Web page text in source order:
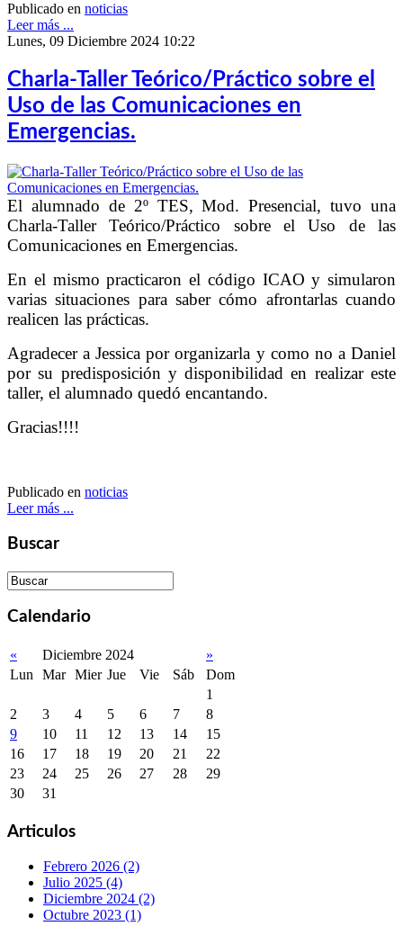
Publicado en noticias
Leer más ...
Lunes, 09 Diciembre 2024 10:22
Charla-Taller Teórico/Práctico sobre el
Uso de las Comunicaciones en
Emergencias.
El alumnado de 2º TES, Mod. Presencial, tuvo una
Charla-Taller Teórico/Práctico sobre el Uso de las
Comunicaciones en Emergencias.
En el mismo practicaron el código ICAO y simularon
varias situaciones para saber cómo afrontarlas cuando
realicen las prácticas.
Agradecer a Jessica por organizarla y como no a Daniel
por su predisposición y disponibilidad en realizar este
taller, el alumnado quedó encantando.
Gracias!!!!
Publicado en noticias
Leer más ...
Buscar
Calendario
« Diciembre 2024
»
Lun
Mar Mier Jue Vie Sáb
Dom
1
2
3 4 5 6 7
8
9
10 11 12 13 14
15
16
17 18 19 20 21
22
23
24 25 26 27 28
29
30
31
Articulos
Febrero 2026 (2)
Julio 2025 (4)
Diciembre 2024 (2)
Octubre 2023 (1)